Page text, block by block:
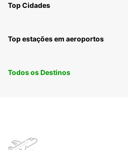
Top Cidades
Top estações em aeroportos
Todos os Destinos